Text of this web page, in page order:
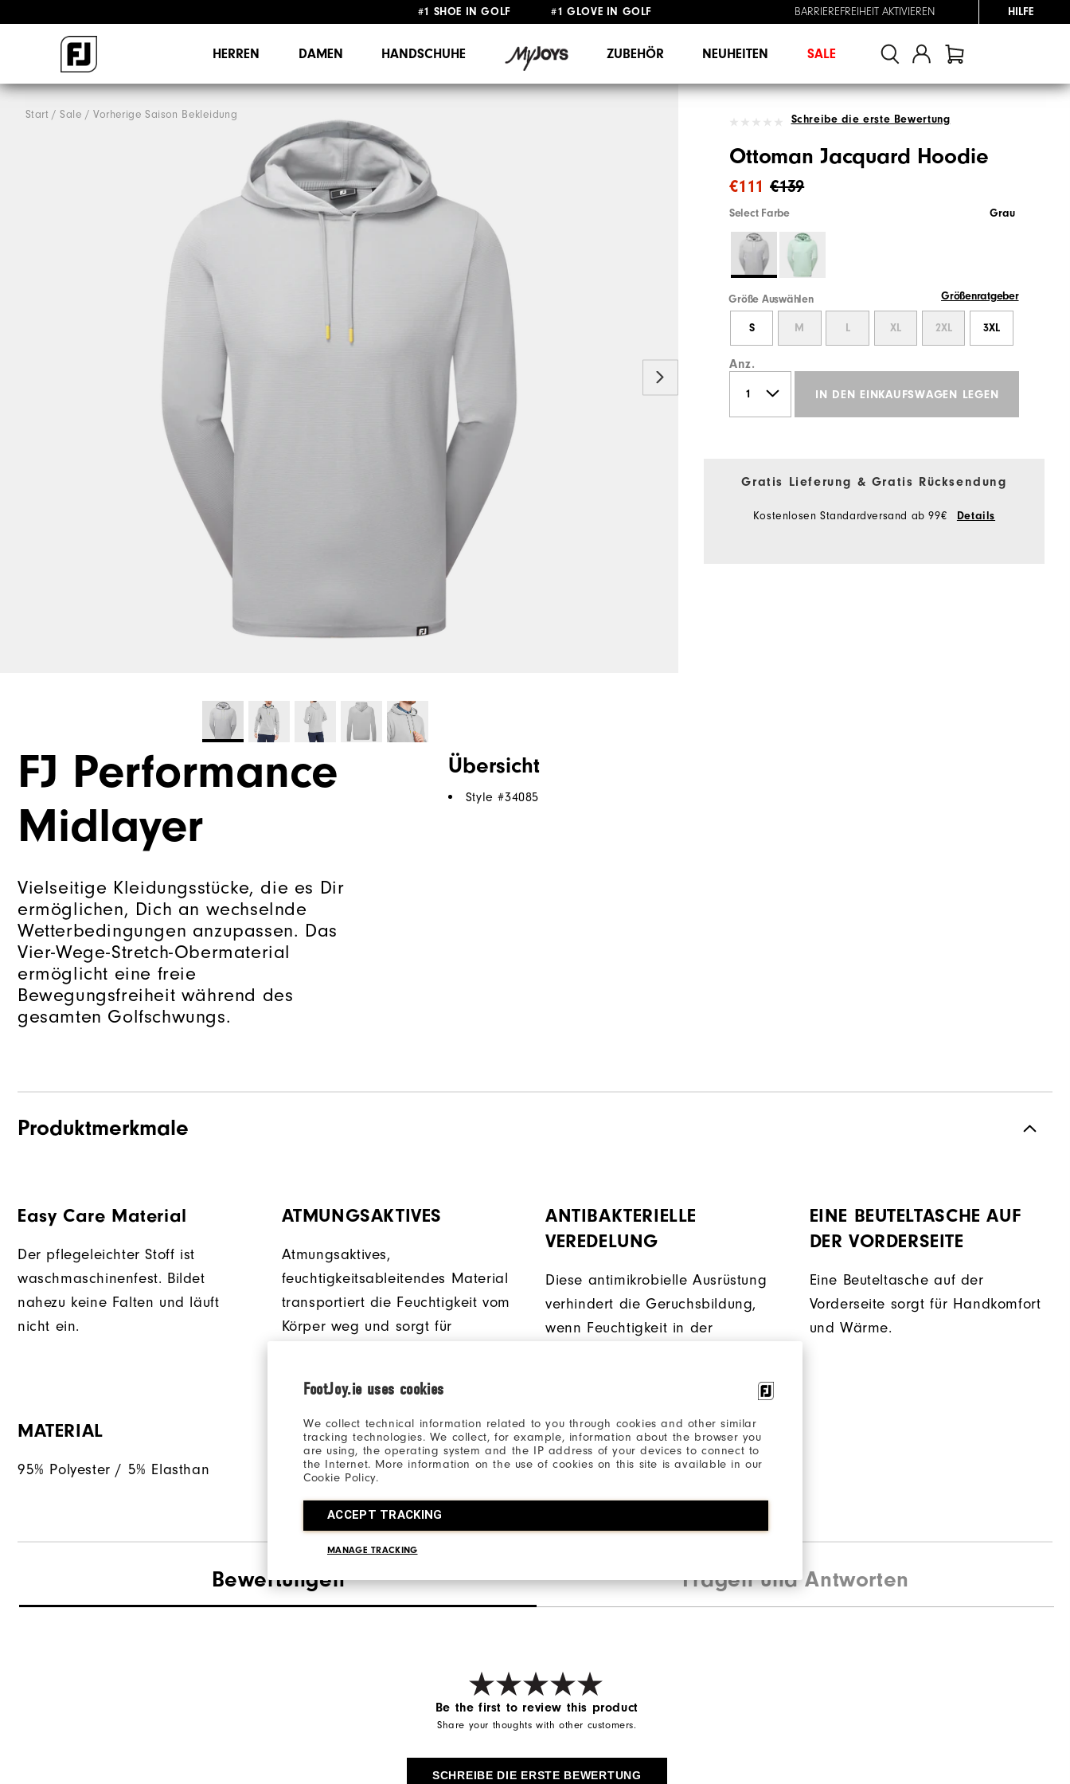
FootJoy.ie uses cookies
We collect technical information related to you through cookies and other similar
tracking technologies. We collect, for example, information about the browser you
are using, the operating system and the IP address of your devices to connect to
the Internet. More information on the use of cookies on this site is available in our
Cookie Policy.
ACCEPT TRACKING
MANAGE TRACKING
#1 SHOE IN GOLF #1 GLOVE IN GOLF
BARRIEREFREIHEIT AKTIVIEREN HILFE
HERREN DAMEN HANDSCHUHE ZUBEHÖR NEUHEITEN SALE
Start Sale Vorherige Saison Bekleidung Schreibe die erste Bewertung
Ottoman Jacquard Hoodie
€139
€111
Select Farbe Grau
Größe Auswählen Größenratgeber
S M L XL 2XL 3XL
Anz.
IN DEN EINKAUFSWAGEN LEGEN
Gratis Lieferung & Gratis Rücksendung
Kostenlosen Standardversand ab 99€ Details
FJ Performance
Midlayer
Vielseitige Kleidungsstücke, die es Dir
ermöglichen, Dich an wechselnde
Wetterbedingungen anzupassen. Das
Vier-Wege-Stretch-Obermaterial
ermöglicht eine freie
Bewegungsfreiheit während des
gesamten Golfschwungs.
Übersicht
Style #34085
Produktmerkmale
Easy Care Material
Der pflegeleichter Stoff ist
waschmaschinenfest. Bildet
nahezu keine Falten und läuft
nicht ein.
ATMUNGSAKTIVES
Atmungsaktives,
feuchtigkeitsableitendes Material
transportiert die Feuchtigkeit vom
Körper weg und sorgt für
ANTIBAKTERIELLE
VEREDELUNG
Diese antimikrobielle Ausrüstung
verhindert die Geruchsbildung,
wenn Feuchtigkeit in der
EINE BEUTELTASCHE AUF
DER VORDERSEITE
Eine Beuteltasche auf der
Vorderseite sorgt für Handkomfort
und Wärme.
MATERIAL
95% Polyester / 5% Elasthan
Bewertungen Fragen und Antworten
Be the first to review this product
Share your thoughts with other customers.
SCHREIBE DIE ERSTE BEWERTUNG